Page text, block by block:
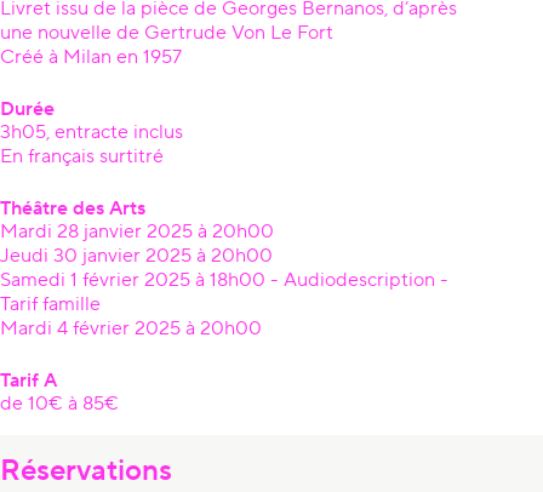
Livret issu de la pièce de Georges Bernanos, d’après
une nouvelle de Gertrude Von Le Fort
Créé à Milan en 1957
Durée
3h05, entracte inclus
En français surtitré
Théâtre des Arts
Mardi 28 janvier 2025 à 20h00
Jeudi 30 janvier 2025 à 20h00
Samedi 1 février 2025 à 18h00 - Audiodescription -
Tarif famille
Mardi 4 février 2025 à 20h00
Tarif A
de 10€ à 85€
Réservations